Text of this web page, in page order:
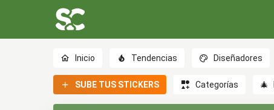
Inicio Tendencias Diseñadores
SUBE TUS STICKERS Categorías 🎄